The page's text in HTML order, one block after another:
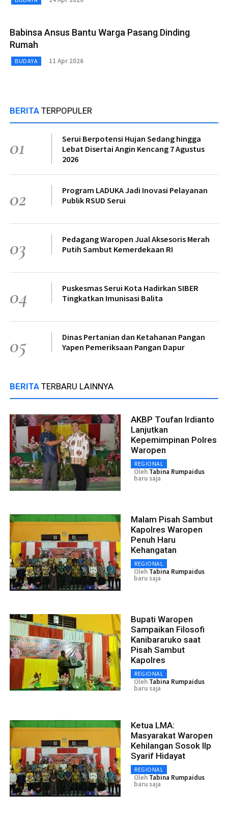
Babinsa Ansus Bantu Warga Pasang Dinding
Rumah
BUDAYA 11 Apr 2026
BERITA TERPOPULER
01
Serui Berpotensi Hujan Sedang hingga
Lebat Disertai Angin Kencang 7 Agustus
2026
02
Program LADUKA Jadi Inovasi Pelayanan
Publik RSUD Serui
03
Pedagang Waropen Jual Aksesoris Merah
Putih Sambut Kemerdekaan RI
04
Puskesmas Serui Kota Hadirkan SIBER
Tingkatkan Imunisasi Balita
05
Dinas Pertanian dan Ketahanan Pangan
Yapen Pemeriksaan Pangan Dapur
BERITA TERBARU LAINNYA
AKBP Toufan Irdianto
Lanjutkan
Kepemimpinan Polres
Waropen
REGIONAL
Oleh Tabina Rumpaidus
baru saja
Malam Pisah Sambut
Kapolres Waropen
Penuh Haru
Kehangatan
REGIONAL
Oleh Tabina Rumpaidus
baru saja
Bupati Waropen
Sampaikan Filosofi
Kanibararuko saat
Pisah Sambut
Kapolres
REGIONAL
Oleh Tabina Rumpaidus
baru saja
Ketua LMA:
Masyarakat Waropen
Kehilangan Sosok IIp
Syarif Hidayat
REGIONAL
Oleh Tabina Rumpaidus
baru saja